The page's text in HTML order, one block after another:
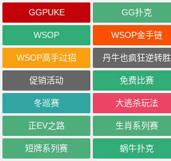
GGPUKE GG扑克
WSOP WSOP金手链
WSOP高手过招 丹牛也疯狂逆转胜
促销活动 免费比赛
冬巡赛 大逃杀玩法
正EV之路 生肖系列赛
短牌系列赛 蜗牛扑克